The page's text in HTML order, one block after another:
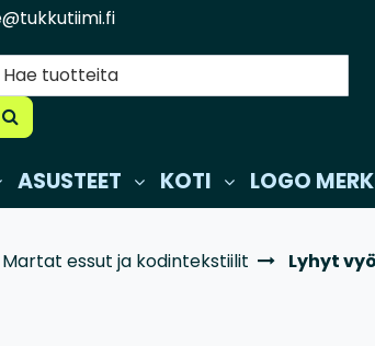
ASUSTEET KOTI LOGO
Martat essut ja kodintekstiilit Lyhyt